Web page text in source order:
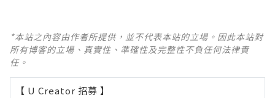
*本站之內容由作者所提供，並不代表本站的立場。因此本站對
所有博客的立場、真實性、準確性及完整性不負任何法律責
任。
【 U Creator 招募 】